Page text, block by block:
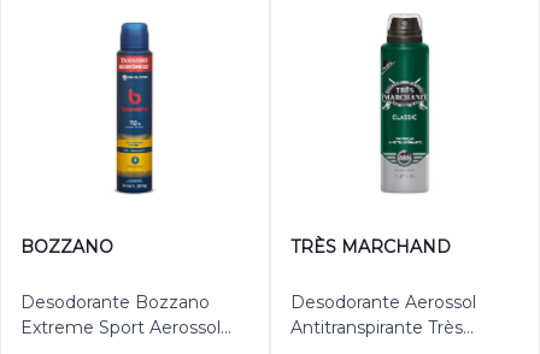
BOZZANO
Desodorante Bozzano
Extreme Sport Aerossol
TRÈS MARCHAND
Desodorante Aerossol
Antitranspirante Très